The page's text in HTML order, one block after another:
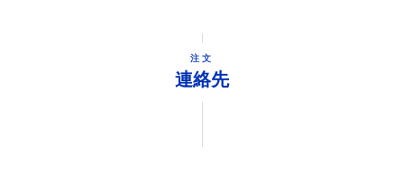
注文
連絡先